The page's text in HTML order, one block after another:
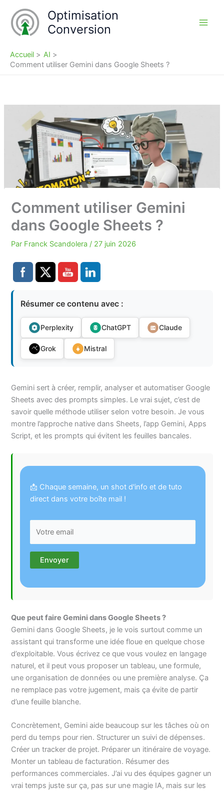
contenu
Optimisation
Conversion
Accueil
AI
Comment utiliser Gemini dans Google Sheets ?
Comment utiliser Gemini
dans Google Sheets ?
Par Franck Scandolera / 27 juin 2026
Résumer ce contenu avec :
Perplexity ChatGPT Claude
Grok Mistral
Gemini sert à créer, remplir, analyser et automatiser Google
Sheets avec des prompts simples. Le vrai sujet, c’est de
savoir quelle méthode utiliser selon votre besoin. Je vous
montre l’approche native dans Sheets, l’app Gemini, Apps
Script, et les prompts qui évitent les feuilles bancales.
📩 Chaque semaine, un shot d'info et de tuto
direct dans votre boîte mail !
Que peut faire Gemini dans Google Sheets ?
Gemini dans Google Sheets, je le vois surtout comme un
assistant qui transforme une idée floue en quelque chose
d’exploitable. Vous écrivez ce que vous voulez en langage
naturel, et il peut vous proposer un tableau, une formule,
une organisation de données ou une première analyse. Ça
ne remplace pas votre jugement, mais ça évite de partir
d’une feuille blanche.
Concrètement, Gemini aide beaucoup sur les tâches où on
perd du temps pour rien. Structurer un suivi de dépenses.
Créer un tracker de projet. Préparer un itinéraire de voyage.
Monter un tableau de facturation. Résumer des
performances commerciales. J’ai vu des équipes gagner un
vrai temps juste sur ça, pas sur une magie IA, mais sur les